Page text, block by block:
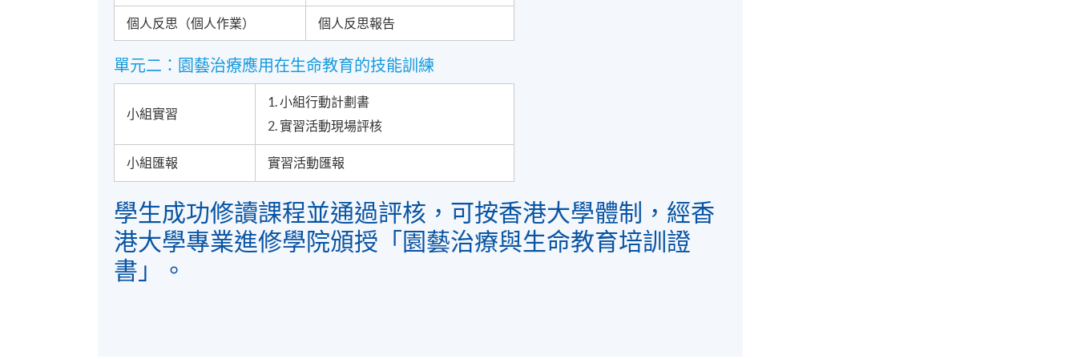
個人反思（個人作業） 個人反思報告
單元二：園藝治療應用在生命教育的技能訓練
小組實習
1. 小組行動計劃書
2. 實習活動現場評核
小組匯報 實習活動匯報
學生成功修讀課程並通過評核，可按香港大學體制，經香
港大學專業進修學院頒授「園藝治療與生命教育培訓證
書」。